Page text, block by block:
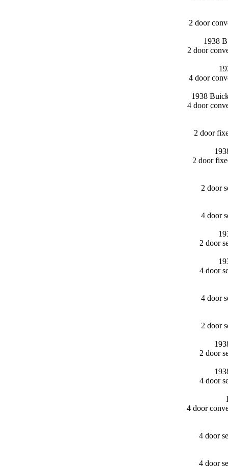
2 door
1938
2 door
4 door
1938
4 door
2 door
2 door
2 door
4 door
2 door
4 door
4 door
2 door
2 door
4 door
4 door
4 door
4 door